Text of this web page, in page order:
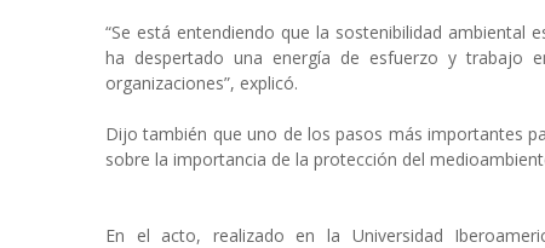
“Se está entendiendo que la sostenibilidad ambiental
ha despertado una energía de esfuerzo y trabajo
organizaciones”, explicó.
Dijo también que uno de los pasos más importantes
sobre la importancia de la protección del
En el acto, realizado en la Universidad